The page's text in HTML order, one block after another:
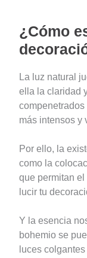
¿Cómo
La luz natural
ella la claridad
más intensos y
Por ello, la
como la
que permitan
lucir tu
Y la esencia
bohemio se
luces